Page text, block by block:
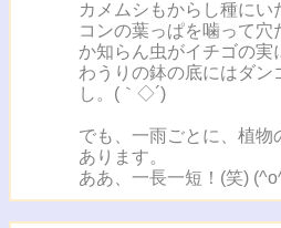
カメムシもからし種にい
コンの葉っぱを噛って
か知らん虫がイチゴの実
わうりの鉢の底にはダン
し。(｀◇´)
でも、一雨ごとに、植物
あります。
ああ、一長一短！(笑)